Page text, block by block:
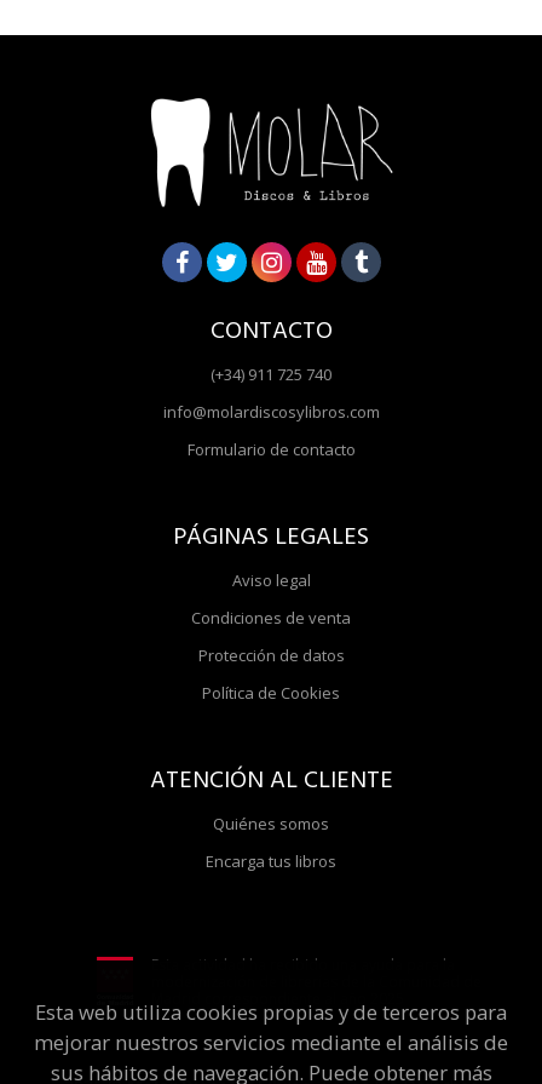
CONTACTO
(+34) 911 725 740
info@molardiscosylibros.com
Formulario de contacto
PÁGINAS LEGALES
Aviso legal
Condiciones de venta
Protección de datos
Política de Cookies
ATENCIÓN AL CLIENTE
Quiénes somos
Encarga tus libros
Esta actividad ha recibido una ayuda para la
Esta web utiliza cookies propias y de terceros para
mejorar nuestros servicios mediante el análisis de
sus hábitos de navegación. Puede obtener más